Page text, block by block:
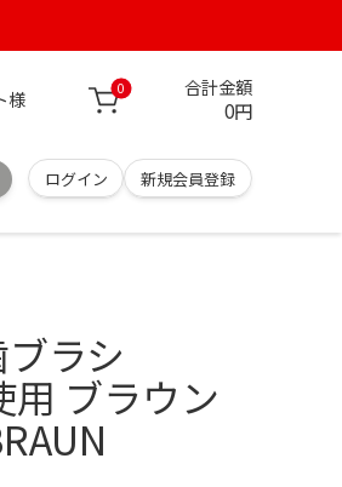
様 0 合計金額
0円
ログイン 新規会員登録
ラシ
ブラウン